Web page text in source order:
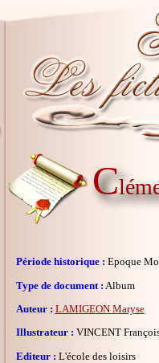
C
Période historique : Epoque
Type de document : Album
Auteur : LAMIGEON Maryse
Illustrateur : VINCENT
Editeur : L'école des loisirs